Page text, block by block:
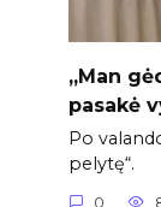
„Man
pasakė
Po
pelytę“.
0